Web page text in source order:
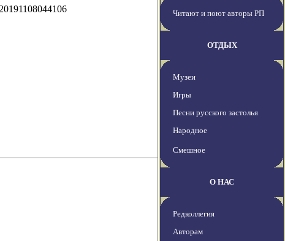
Читают и поют авторы РП
ОТДЫХ
Музеи
Игры
Песни русского застолья
Народное
Смешное
О НАС
Редколлегия
Авторам